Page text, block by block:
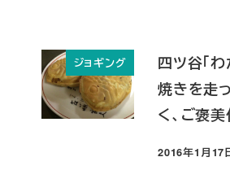
ジョギング
四ツ谷「
焼きを走
く、ご褒
投稿日
2016年1月17